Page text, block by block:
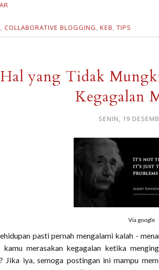
, COLLABORATIVE BLOGGING, KEB, TIPS
yang Tidak
Kegagalan
SENIN, 19
Via google
pasti pernah mengalami kalah -
kamu merasakan kegagalan ketika
Jika iya, semoga postingan ini mampu